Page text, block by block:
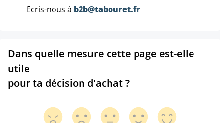
Ecris-nous à b2b@tabouret.fr
Dans quelle mesure cette page est-elle
utile
pour ta décision d'achat ?